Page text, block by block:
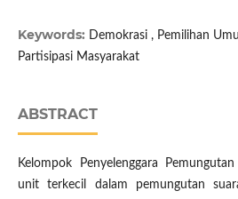
Keywords: Demokrasi , Pemilihan
Partisipasi Masyarakat
ABSTRACT
Kelompok Penyelenggara
unit terkecil dalam pemungutan